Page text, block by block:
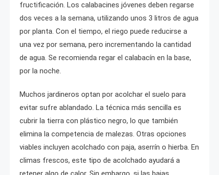
fructificación. Los calabacines jóvenes deben regarse
dos veces a la semana, utilizando unos 3 litros de agua
por planta. Con el tiempo, el riego puede reducirse a
una vez por semana, pero incrementando la cantidad
de agua. Se recomienda regar el calabacín en la base,
por la noche.
Muchos jardineros optan por acolchar el suelo para
evitar sufre ablandado. La técnica más sencilla es
cubrir la tierra con plástico negro, lo que también
elimina la competencia de malezas. Otras opciones
viables incluyen acolchado con paja, aserrín o hierba. En
climas frescos, este tipo de acolchado ayudará a